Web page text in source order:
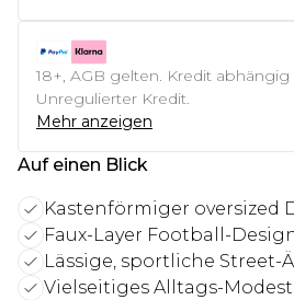
18+, AGB gelten. Kredit
Unregulierter Kredit.
Mehr anzeigen
Auf einen Blick
Kastenförmiger oversized
Faux-Layer Football-
Lässige, sportliche Street-
Vielseitiges Alltags-